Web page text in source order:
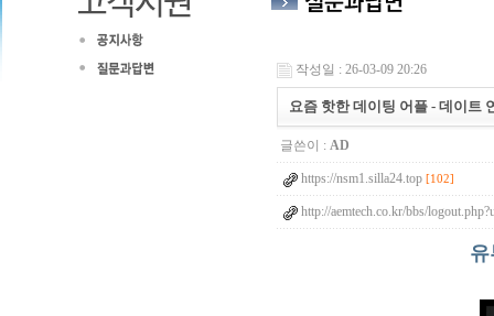
작성일 : 26-03-09 20:26
요즘 핫한 데이팅 어플 - 데이트
글쓴이 : AD
https://nsm1.silla24.top [102]
http://aemtech.co.kr/bbs/